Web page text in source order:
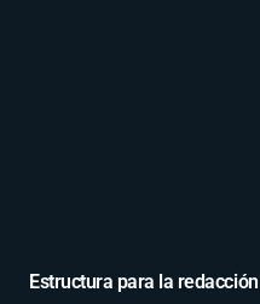
Estructura para la